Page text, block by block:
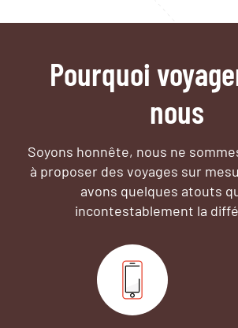
Pourquoi
nous
Soyons honnête, nous ne
à proposer des voyages sur
avons quelques atouts
incontestablement la